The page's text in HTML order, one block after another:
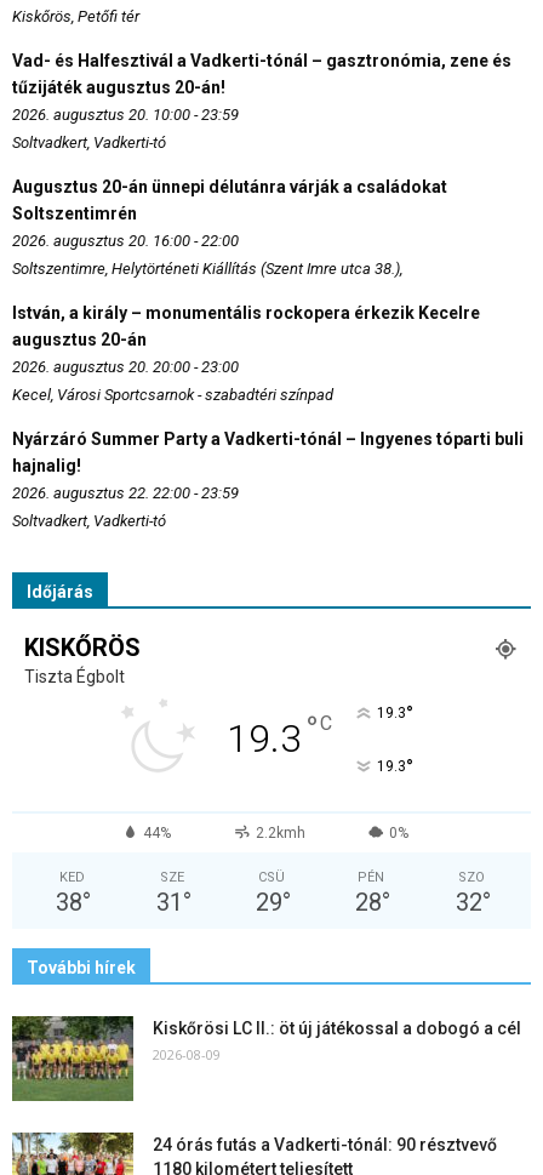
Kiskőrös, Petőfi tér
Vad- és Halfesztivál a Vadkerti-tónál – gasztronómia, zene és
tűzijáték augusztus 20-án!
2026. augusztus 20. 10:00 - 23:59
Soltvadkert, Vadkerti-tó
Augusztus 20-án ünnepi délutánra várják a családokat
Soltszentimrén
2026. augusztus 20. 16:00 - 22:00
Soltszentimre, Helytörténeti Kiállítás (Szent Imre utca 38.),
István, a király – monumentális rockopera érkezik Kecelre
augusztus 20-án
2026. augusztus 20. 20:00 - 23:00
Kecel, Városi Sportcsarnok - szabadtéri színpad
Nyárzáró Summer Party a Vadkerti-tónál – Ingyenes tóparti buli
hajnalig!
2026. augusztus 22. 22:00 - 23:59
Soltvadkert, Vadkerti-tó
Időjárás
KISKŐRÖS
Tiszta Égbolt
19.3 °C 19.3°
19.3°
44% 2.2kmh 0%
KED
38°
SZE
31 °
CSÜ
29°
PÉN
28°
SZO
32°
További hírek
Kiskőrösi LC II.: öt új játékossal a dobogó a cél
2026-08-09
24 órás futás a Vadkerti-tónál: 90 résztvevő
1180 kilométert teljesített